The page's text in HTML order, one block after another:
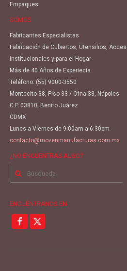
Empaques
SOMOS
Fabricantes Especialistas
Fabricación de Cubiertos, Utensilios,
Institucionales y para el Hogar
Más de 40 Años de Experiecia
Teléfono: (55) 9000-3550
Montecito 38, Piso 33 / Ofna 33, Nápoles
C.P. 03810, Benito Juárez
CDMX
Lunes a Viernes de 9:00am a 6:30pm
contacto@movenmanufacturas.com.mx
¿NO ENCUENTRAS ALGO?
Buscar
ENCUÉNTRANOS EN